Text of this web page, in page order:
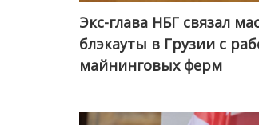
Экс-глава НБГ связал
блэкауты в Грузии с
майнинговых ферм